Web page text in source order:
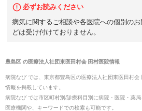
必ずお読みください
病気に関するご相談や各医院への個別の
どは受け付けておりません。
豊島区の医療法人社団東医田村会 田村医院情報
病院なび では、 東京都豊島区の医療法人社団東医田村会
情報を掲載しています。
病院なび では市区町村別/診療科目別に病院・医院・薬
医療機関や、キーワードでの検索も可能です。